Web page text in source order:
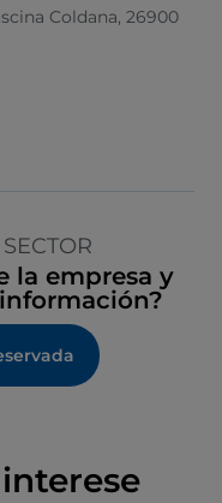
Coldana, 26900
la empresa y